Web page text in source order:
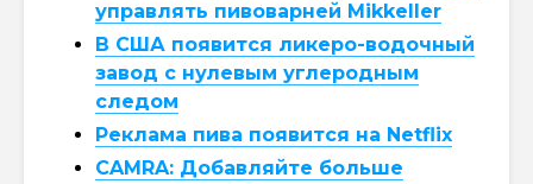
управлять пивоварней Mikkeller
В США появится ликеро-водочный
завод с нулевым углеродным
следом
Реклама пива появится на Netflix
CAMRA: Добавляйте больше